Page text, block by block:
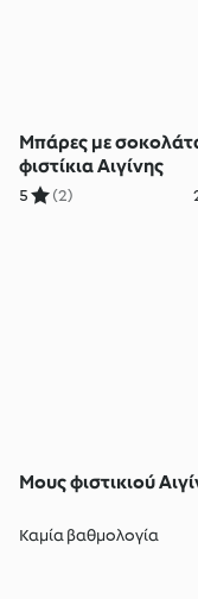
Μπάρες με
φιστίκια Αιγίνης
5 (2)
Μους φιστικιού
Καμία βαθμολογία